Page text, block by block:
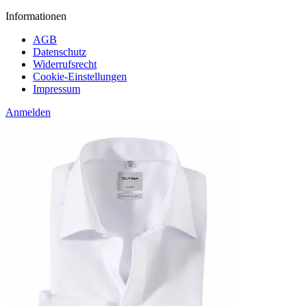
Informationen
AGB
Datenschutz
Widerrufsrecht
Cookie-Einstellungen
Impressum
Anmelden